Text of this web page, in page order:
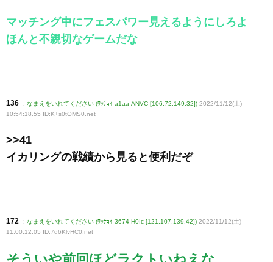
マッチング中にフェスパワー見えるようにしろよ
ほんと不親切なゲームだな
136 : なまえをいれてください (ﾜｯﾁｮｲ a1aa-ANVC [106.72.149.32]) 2022/11/12(土)
10:54:18.55 ID:K+s0tOMS0.net
>>41
イカリングの戦績から見ると便利だぞ
172 : なまえをいれてください (ﾜｯﾁｮｲ 3674-H0Ic [121.107.139.42]) 2022/11/12(土)
11:00:12.05 ID:7q6KlvHC0 .net